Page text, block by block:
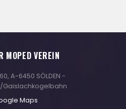
MOPED VEREIN
A-6450 SÖLDEN -
Gaislachkogelbahn
Maps